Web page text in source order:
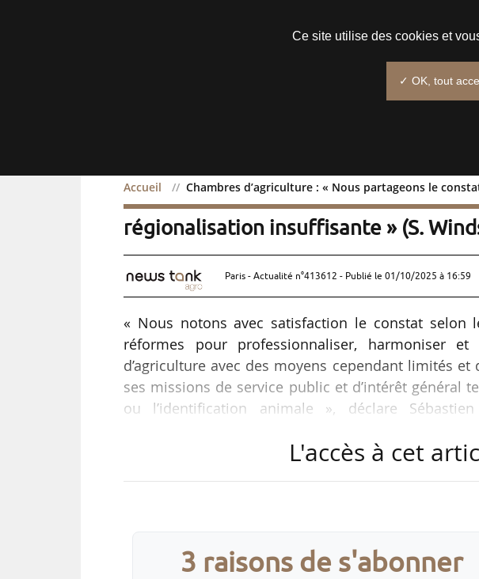
Accueil Chambres d’agriculture : « Nous partageons le
Chambres d’agriculture : « Nous
régionalisation insuffisante » (S.
Paris - Actualité n°413612 - Publié le 01/10/2025 à 16:59
« Nous notons avec satisfaction le constat selon
réformes pour professionnaliser, harmoniser
d’agriculture avec des moyens cependant limités
ses missions de service public et d’intérêt général
ou l’identification animale », déclare
rapport de la Cour des comptes portant sur la
« Nous validons le constat d’une « superposition
constituer pleinement en réseau ». Ainsi, nous
L'accès à cet
3 raisons de s'abonner
Ce site utilise des cookies et
✓ OK, tout